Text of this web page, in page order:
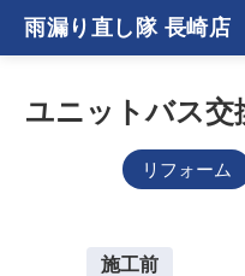
雨漏り直し隊 長崎店
ユニットバス交
リフォーム
施工前